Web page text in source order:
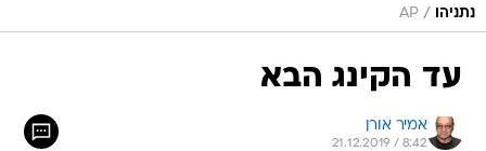
נתניהו /
AP
עד הקינג הבא
אמיר אורן
21.12.2019 / 8:42